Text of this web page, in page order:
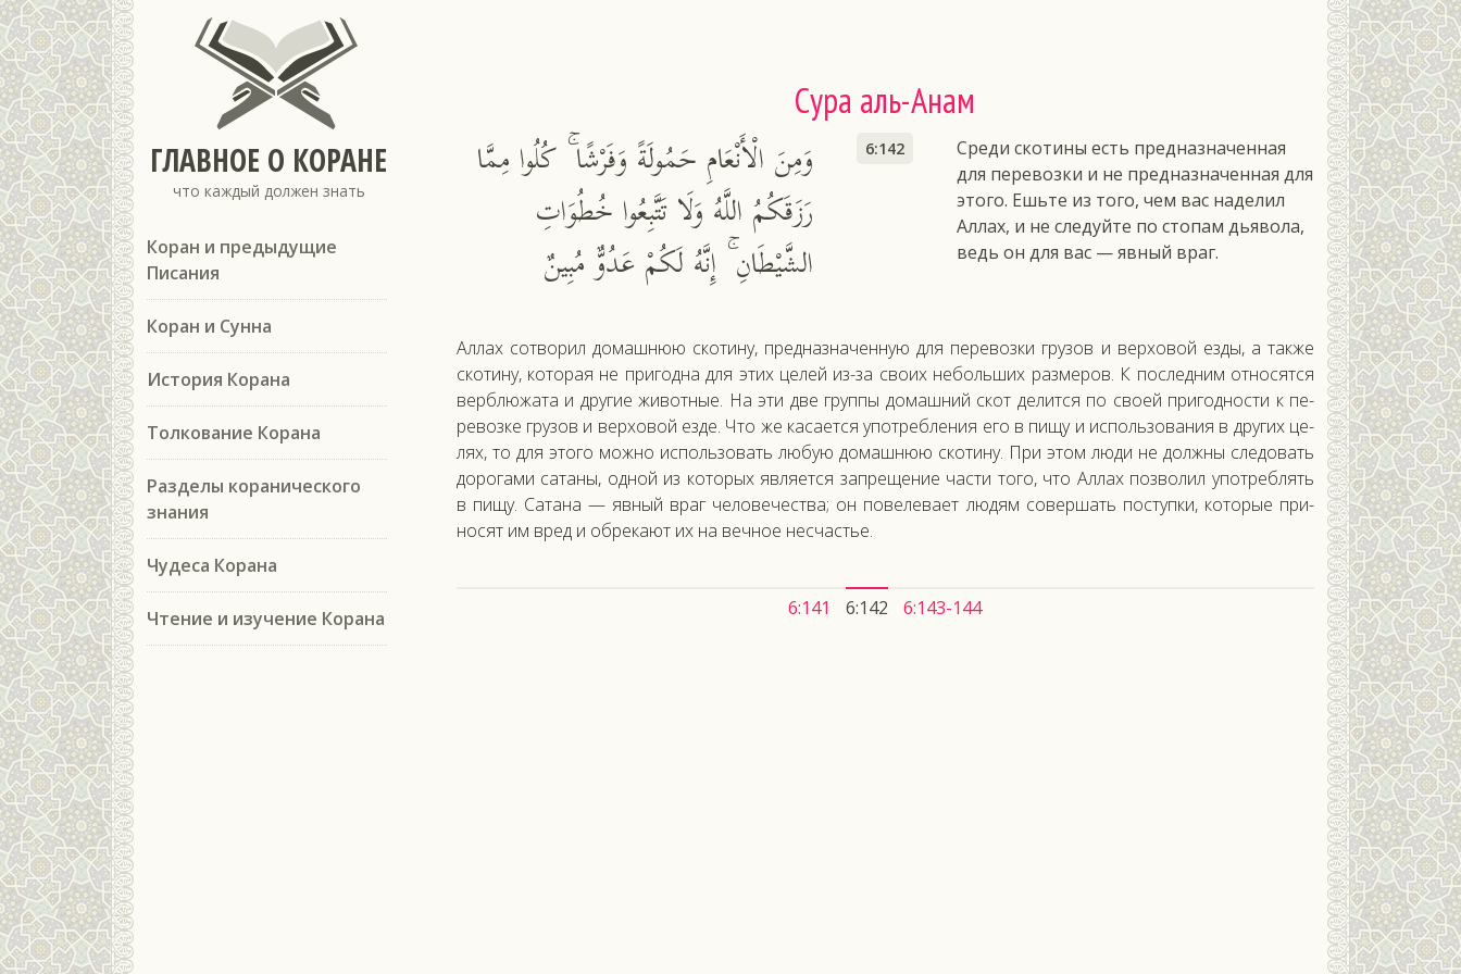
ГЛАВНОЕ О КОРАНЕ
что каждый должен знать
Коран и предыдущие
Писания
Коран и Сунна
История Корана
Толкование Корана
Разделы коранического
знания
Чудеса Корана
Чтение и изучение Корана
Сура аль-Анам
وَمِنَ الْأَنْعَامِ حَمُولَةً وَفَرْشًا ۚ كُلُوا مِمَّا
رَزَقَكُمُ اللَّهُ وَلَا تَتَّبِعُوا خُطُوَاتِ
الشَّيْطَانِ ۚ إِنَّهُ لَكُمْ عَدُوٌّ مُبِينٌ
6:142
Среди скотины есть предназначенная
для перевозки и не предназначенная для
этого. Ешьте из того, чем вас наделил
Аллах, и не следуйте по стопам дьявола,
ведь он для вас — явный враг.
Ал­лах сот­во­рил до­маш­нюю ско­тину, пред­назна­чен­ную для пе­ревоз­ки гру­зов и вер­хо­вой ез­ды, а так­же
ско­тину, ко­торая не при­год­на для этих це­лей из-за сво­их не­боль­ших раз­ме­ров. К пос­ледним от­но­сят­ся
вер­блю­жата и дру­гие жи­вот­ные. На эти две груп­пы до­маш­ний скот де­лит­ся по сво­ей при­год­ности к пе­
ревоз­ке гру­зов и вер­хо­вой ез­де. Что же ка­са­ет­ся упот­ребле­ния его в пи­щу и ис­поль­зо­вания в дру­гих це­
лях, то для это­го мож­но ис­поль­зо­вать лю­бую до­маш­нюю ско­тину. При этом лю­ди не дол­жны сле­довать
до­рога­ми са­таны, од­ной из ко­торых яв­ля­ет­ся зап­ре­щение час­ти то­го, что Ал­лах поз­во­лил упот­реблять
в пи­щу. Са­тана — яв­ный враг че­лове­чес­тва; он по­веле­ва­ет лю­дям со­вер­шать пос­тупки, ко­торые при­
носят им вред и об­ре­ка­ют их на веч­ное нес­частье.
6:141 6:142 6:143-144